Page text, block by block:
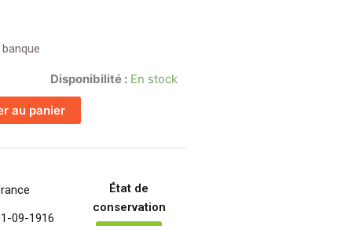
Disponibilité : En stock
au panier
09-1916
État de
conservation